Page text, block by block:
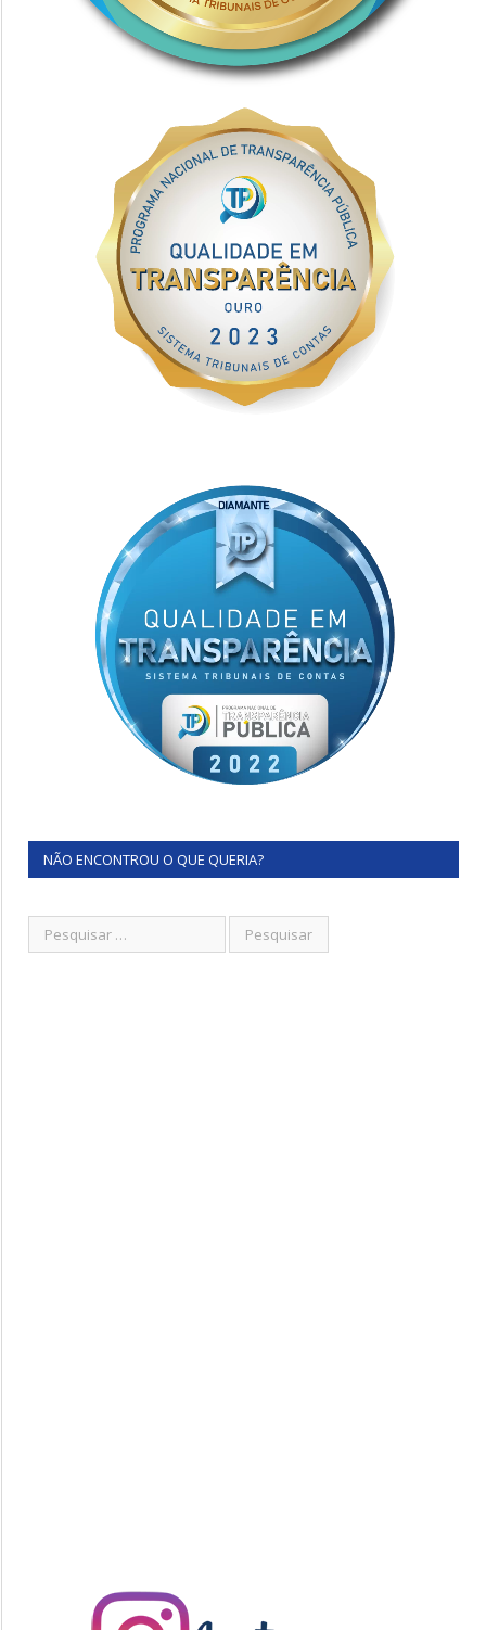
NÃO ENCONTROU O QUE QUERIA?